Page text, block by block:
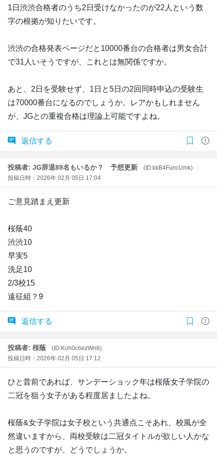
1日渋渋合格者のうち2日受けなかったのが22人という数
字の根拠が知りたいです。
渋渋の合格発表ページだと10000番台の合格者は男女合計
で31人いそうですが、これとは無関係ですか。
あと、2日を受験せず、1日と5日の2回同時申込の受験生
は70000番台になるのでしょうか。レアかもしれません
が、JGとの重複合格は理論上可能ですよね。
返信する
投稿者: JG辞退89名もいるか？ 予想更新
(ID:kkB4FuncUmk)
投稿日時：2026年 02月 05日 17:04
ご意見踏まえ更新
桜蔭40
渋渋10
早実5
洗足10
2/3校15
遠征組？9
返信する
投稿者: 桜蔭
(ID:Koh0c6ezWn6)
投稿日時：2026年 02月 05日 17:12
ひと昔前であれば、サンデーショック年は桜蔭女子学院の
二冠を狙う女子がある程度居ましたよね。
桜蔭&女子学院は女子校という共通点こそあれ、校風が全
然違いますから、両校受験は二冠タイトルが欲しい人かな
と思うのですが、どうでしょうか。